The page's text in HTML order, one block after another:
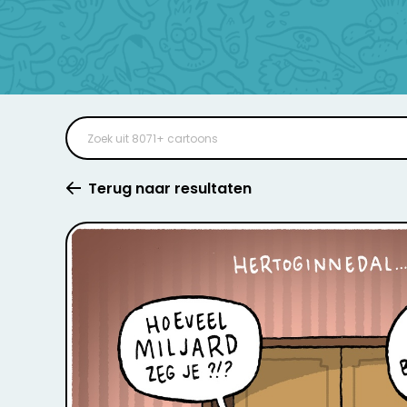
Terug naar resultaten